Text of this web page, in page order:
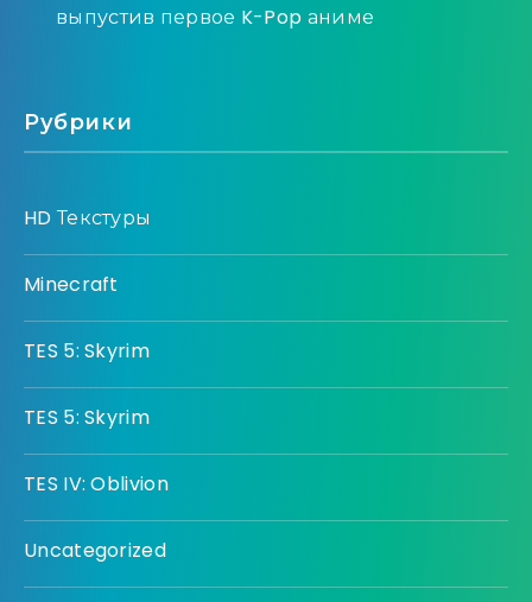
выпустив первое K-Pop аниме
Рубрики
HD Текстуры
Minecraft
TES 5: Skyrim
TES 5: Skyrim
TES IV: Oblivion
Uncategorized